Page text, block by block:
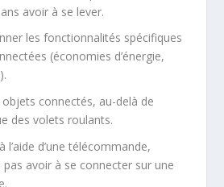
avoir à se lever.
les fonctionnalités spécifiques
(économies d’énergie,
objets connectés, au-delà de
des volets roulants.
l’aide d’une télécommande,
avoir à se connecter sur une